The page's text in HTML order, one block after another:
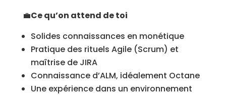
💼Ce qu’on attend de toi
Solides connaissances en monétique
Pratique des rituels Agile (Scrum) et
maîtrise de JIRA
Connaissance d’ALM, idéalement Octane
Une expérience dans un environnement